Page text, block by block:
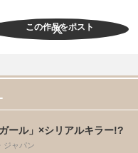
この作品をポスト
ール」×シリアルキラー!?
ジャパン